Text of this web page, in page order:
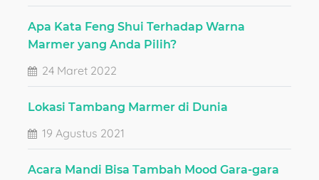
Apa Kata Feng Shui Terhadap Warna
Marmer yang Anda Pilih?
24 Maret 2022
Lokasi Tambang Marmer di Dunia
19 Agustus 2021
Acara Mandi Bisa Tambah Mood Gara-gara